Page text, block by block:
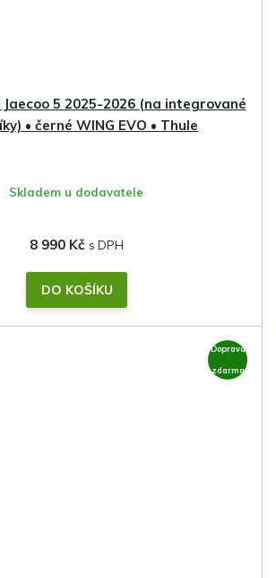
5 2025-2026 (na integrované
• černé WING EVO • Thule
Skladem u dodavatele
8 990 Kč
DO KOŠÍKU
Doprava
zdarma